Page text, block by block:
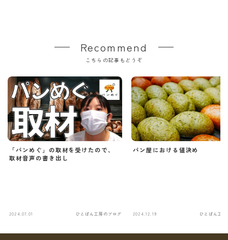
Recommend
こちらの記事もどうぞ
「パンめぐ」の取材を受けたので、
取材音声の書き出し
2024.07.01 ひとぱん工房のブログ
パン屋における値決め
2024.12.19 ひとぱん工